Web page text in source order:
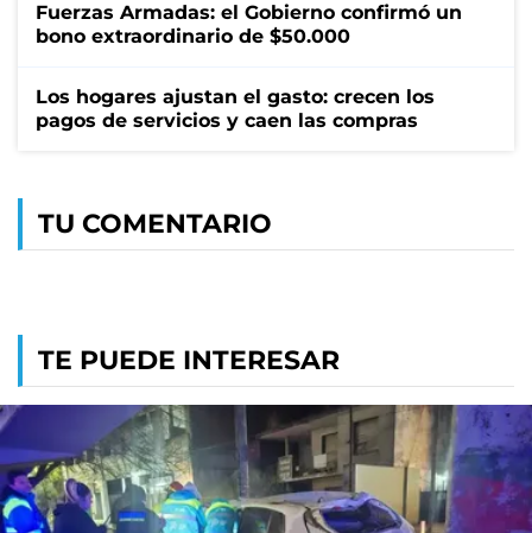
Fuerzas Armadas: el Gobierno confirmó un
bono extraordinario de $50.000
Los hogares ajustan el gasto: crecen los
pagos de servicios y caen las compras
TU COMENTARIO
TE PUEDE INTERESAR